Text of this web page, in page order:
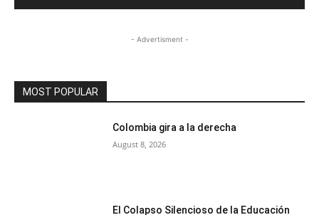
- Advertisment -
MOST POPULAR
Colombia gira a la derecha
August 8, 2026
El Colapso Silencioso de la Educación